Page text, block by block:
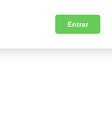
Entrar